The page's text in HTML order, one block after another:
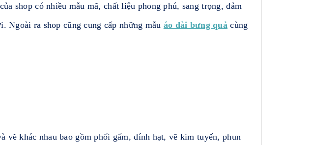
shop có nhiều mẫu mã, chất liệu phong phú, sang trọng, đảm
Ngoài ra shop cũng cung cấp những mẫu áo dài bưng quả cùng
khác nhau bao gồm phối gấm, đính hạt, vẽ kim tuyến, phun